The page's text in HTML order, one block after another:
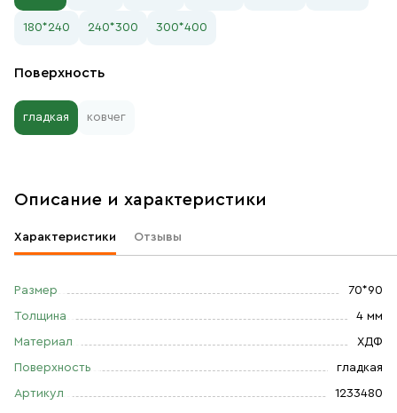
180*240 240*300 300*400
Поверхность
гладкая ковчег
Описание и характеристики
Характеристики Отзывы
Размер 70*90
Толщина 4 мм
Материал ХДФ
Поверхность гладкая
Артикул 1233480